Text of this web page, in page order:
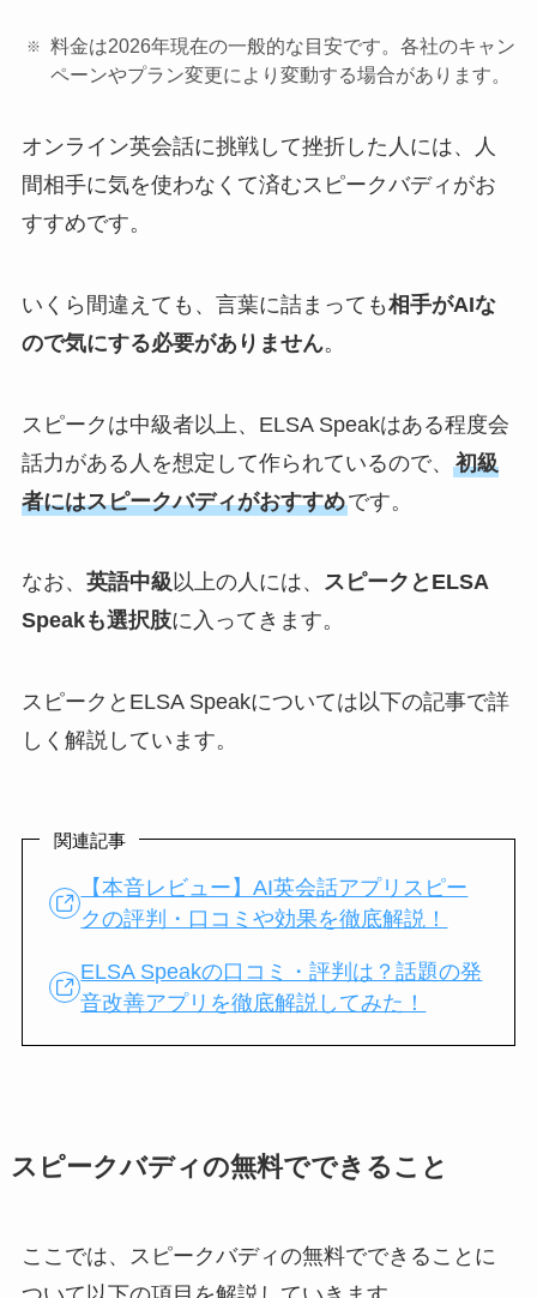
料金は2026年現在の一般的な目安です。各社のキャン
ペーンやプラン変更により変動する場合があります。
オンライン英会話に挑戦して挫折した人には、人
間相手に気を使わなくて済むスピークバディがお
すすめです。
いくら間違えても、言葉に詰まっても相手がAIな
ので気にする必要がありません。
スピークは中級者以上、ELSA Speakはある程度会
話力がある人を想定して作られているので、 初級
者にはスピークバディがおすすめです。
なお、 英語中級 以上の人には、 スピークとELSA
Speakも選択肢に入ってきます。
スピークとELSA Speakについては以下の記事で詳
しく解説しています。
関連記事
【本音レビュー】AI英会話アプリスピー
クの評判・口コミや効果を徹底解説！
ELSA Speakの口コミ・評判は？話題の発
音改善アプリを徹底解説してみた！
スピークバディの無料でできること
ここでは、スピークバディの無料でできることに